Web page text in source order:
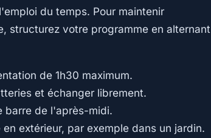
du temps. Pour maintenir
structurez votre programme en alternant
de 1h30 maximum.
et échanger librement.
barre de l'après-midi.
extérieur, par exemple dans un jardin.